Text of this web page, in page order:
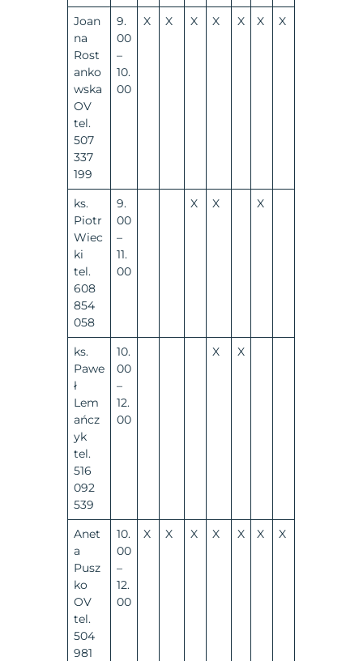
Joan
na
Rost
anko
wska
OV
tel.
507
337
199
9.
00
–
10.
00
X X X X X X X
ks.
Piotr
Wiec
ki
tel.
608
854
058
9.
00
–
11.
00
X X X
ks.
Pawe
ł
Lem
ańcz
yk
tel.
516
092
539
10.
00
–
12.
00
X X
Anet
a
Pusz
ko
OV
tel.
504
981
10.
00
–
12.
00
X X X X X X X